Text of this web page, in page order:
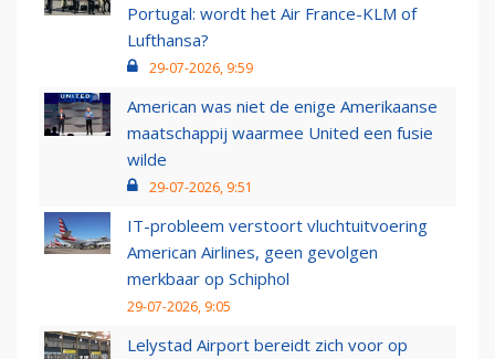
Portugal: wordt het Air France-KLM of
Lufthansa?
29-07-2026, 9:59
American was niet de enige Amerikaanse
maatschappij waarmee United een fusie
wilde
29-07-2026, 9:51
IT-probleem verstoort vluchtuitvoering
American Airlines, geen gevolgen
merkbaar op Schiphol
29-07-2026, 9:05
Lelystad Airport bereidt zich voor op